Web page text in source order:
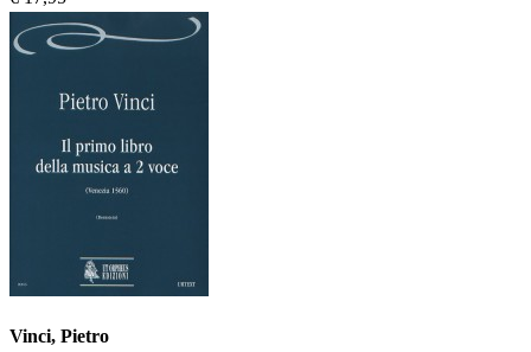
Vinci, Pietro